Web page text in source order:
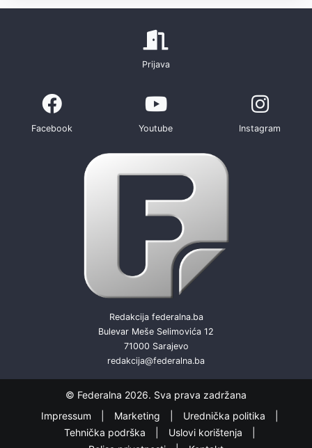
Prijava
Facebook Youtube Instagram
Redakcija federalna.ba
Bulevar Meše Selimovića 12
71000 Sarajevo
redakcija@federalna.ba
© Federalna 2026. Sva prava zadržana
Impressum
Marketing
Urednička politika
Tehnička podrška
Uslovi korištenja